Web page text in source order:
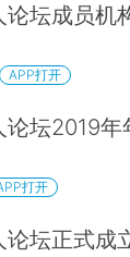
坛成员机
APP打开
论坛2019
打开
坛正式成